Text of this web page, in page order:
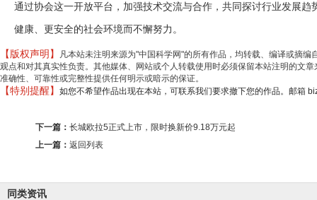
通过协会这一开放平台，加强技术交流与合作，共同探讨行业发展
健康、更安全的社会环境而不懈努力。
【版权声明】
凡本站未注明来源为"中国科学网"的所有作品，均转载、编译或摘
观点和对其真实性负责。其他媒体、网站或个人转载使用时必须保留本站注明的文
准确性、可靠性或完整性提供任何明示或暗示的保证。
【特别提醒】 如您不希望作品出现在本站，可联系我们要求撤下您的作品。邮箱
下一篇： 长城欧拉5正式上市，限时换新价9.18万元起
上一篇： 返回列表
同类资讯